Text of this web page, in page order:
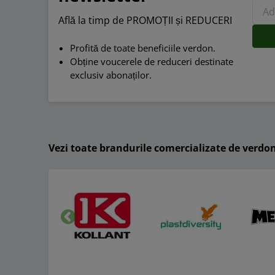
Află la timp de PROMOȚII și REDUCERI
Profită de toate beneficiile verdon.
Obține voucerele de reduceri destinate
exclusiv abonaților.
Vezi toate brandurile comercializate de
Inapoi